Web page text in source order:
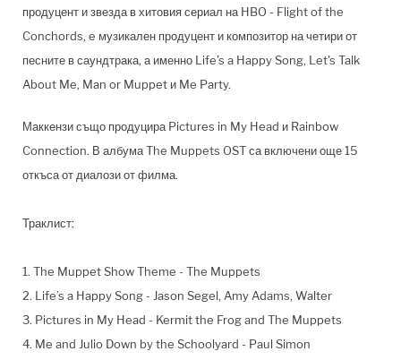
продуцент и звезда в хитовия сериал на HBO - Flight of the
Conchords, e музикален продуцент и композитор на четири от
песните в саундтрака, а именно Life's a Happy Song, Let's Talk
About Me, Man or Muppet и Me Party.
Маккензи също продуцира Pictures in My Head и Rainbow
Connection. В албума The Muppets OST са включени още 15
откъса от диалози от филма.
Траклист:
1. The Muppet Show Theme - The Muppets
2. Life’s a Happy Song - Jason Segel, Amy Adams, Walter
3. Pictures in My Head - Kermit the Frog and The Muppets
4. Me and Julio Down by the Schoolyard - Paul Simon